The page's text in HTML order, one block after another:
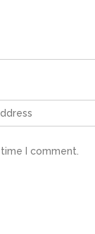
I comment.